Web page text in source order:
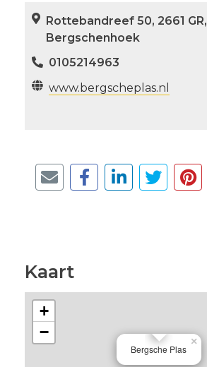
Rottebandreef 50, 2661 GR,
Bergschenhoek
0105214963
www.bergscheplas.nl
Kaart
Bergsche Plas
×
+
−